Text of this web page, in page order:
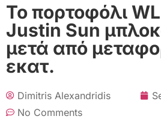
Το πορτοφόλι
Justin Sun
μετά από
εκατ.
Dimitris Alexandridis
No Comments